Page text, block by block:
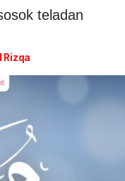
teladan
Rizqa